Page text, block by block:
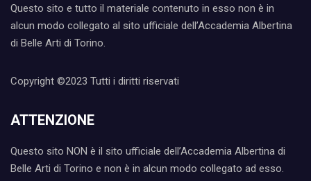
Questo sito e tutto il materiale contenuto in esso non è in
alcun modo collegato al sito ufficiale dell’Accademia Albertina
di Belle Arti di Torino.
Copyright ©2023 Tutti i diritti riservati
ATTENZIONE
Questo sito NON è il sito ufficiale dell’Accademia Albertina di
Belle Arti di Torino e non è in alcun modo collegato ad esso.